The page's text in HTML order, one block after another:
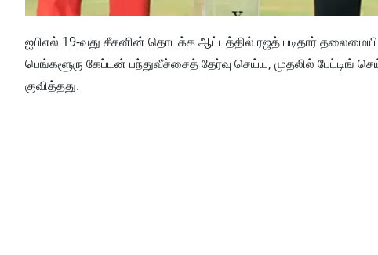
ஐபிஎல் 19-வது சீசனின் தொடக்க ஆட்டத்தில் ரஜத் படிதார்
பெங்களூரு கேப்டன் பந்துவீச்சைத் தேர்வு செய்ய, முதலில் பேட்டிங்
குவித்தது.